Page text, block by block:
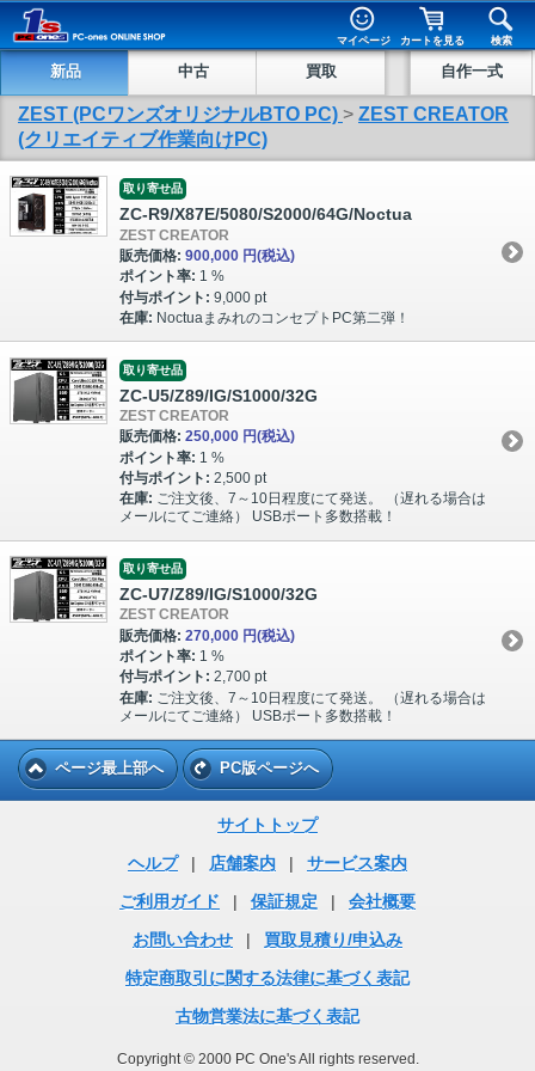
マイページ カートを見る 検索
新品 中古 買取 自作一式
ZEST (PCワンズオリジナルBTO PC) > ZEST CREATOR
(クリエイティブ作業向けPC)
取り寄せ品
ZC-R9/X87E/5080/S2000/64G/Noctua
ZEST CREATOR
販売価格: 900,000 円(税込)
ポイント率: 1 %
付与ポイント: 9,000 pt
在庫: NoctuaまみれのコンセプトPC第二弾！
取り寄せ品
ZC-U5/Z89/IG/S1000/32G
ZEST CREATOR
販売価格: 250,000 円(税込)
ポイント率: 1 %
付与ポイント: 2,500 pt
在庫: ご注文後、7～10日程度にて発送。 （遅れる場合は
メールにてご連絡） USBポート多数搭載！
取り寄せ品
ZC-U7/Z89/IG/S1000/32G
ZEST CREATOR
販売価格: 270,000 円(税込)
ポイント率: 1 %
付与ポイント: 2,700 pt
在庫: ご注文後、7～10日程度にて発送。 （遅れる場合は
メールにてご連絡） USBポート多数搭載！
ページ最上部へ PC版ページへ
サイトトップ
ヘルプ
| 店舗案内 |
サービス案内
ご利用ガイド
| 保証規定 |
会社概要
お問い合わせ
|
買取見積り/申込み
特定商取引に関する法律に基づく表記
古物営業法に基づく表記
Copyright © 2000 PC One's All rights reserved.